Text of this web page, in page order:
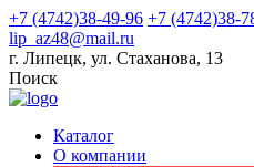
+7 (4742)38-49-96 +7 (4742)38-
lip_az48@mail.ru
г. Липецк, ул. Стаханова, 13
Поиск
Каталог
О компании